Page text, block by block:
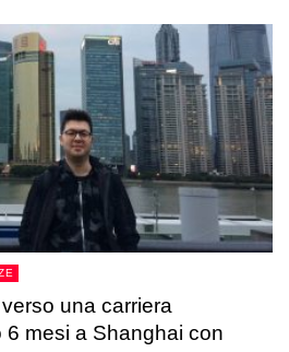
una carriera
mesi a Shanghai con